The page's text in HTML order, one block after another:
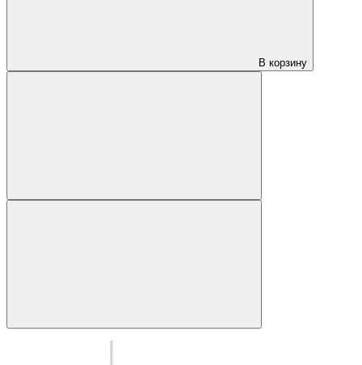
В корзину